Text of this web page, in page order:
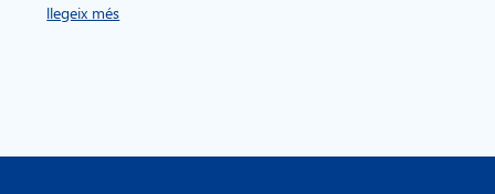
llegeix més